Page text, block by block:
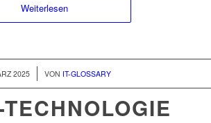
Weiterlesen
2025 VON IT-GLOSSARY